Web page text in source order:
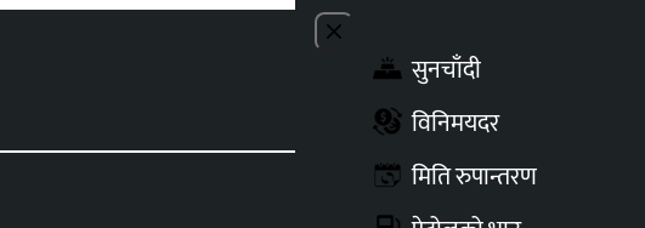
Close menu
सुनचाँदी
विनिमयदर
मिति रुपान्तरण